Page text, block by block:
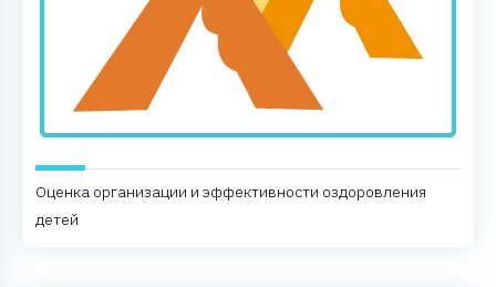
Оценка организации и эффективности оздоровления
детей